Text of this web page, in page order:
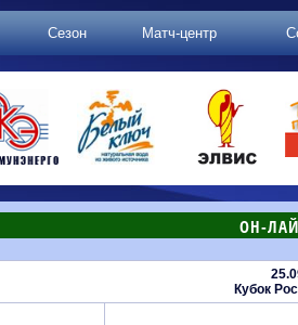
Сезон Матч-центр
ОН-
Кубок